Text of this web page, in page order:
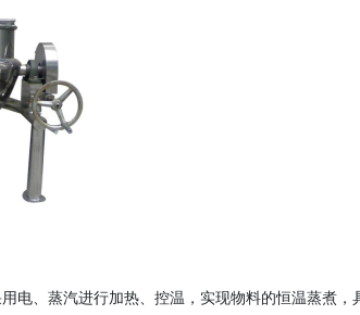
电、蒸汽进行加热、控温，实现物料的恒温蒸煮，